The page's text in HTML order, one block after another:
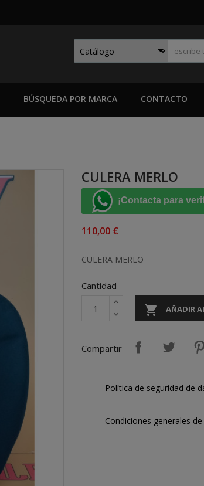
BÚSQUEDA POR MARCA CONTACTO
CULERA MERLO
¡Contacta para
110,00 €
CULERA MERLO
Cantidad
 AÑADIR
Compartir
Política de seguridad de
Condiciones generales